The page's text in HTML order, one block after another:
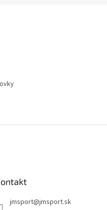
jmsport@jmsport.sk